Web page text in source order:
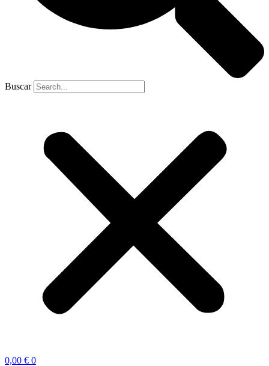
Buscar
0,00 € 0